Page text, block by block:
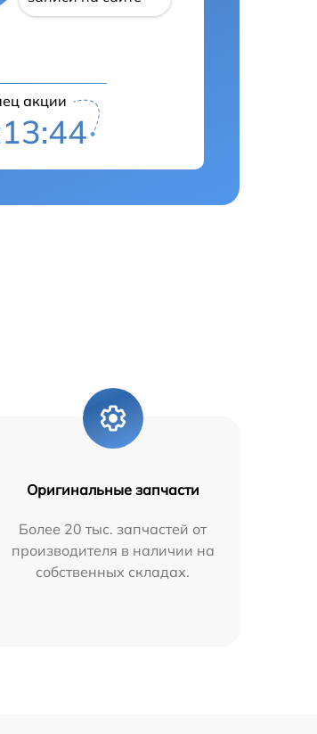
акции
Оригинальные запчасти
Более 20 тыс. запчастей от
производителя в наличии на
собственных складах.